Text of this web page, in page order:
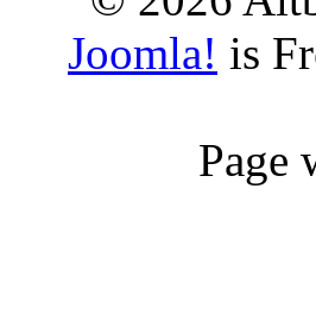
Joomla! is
Page